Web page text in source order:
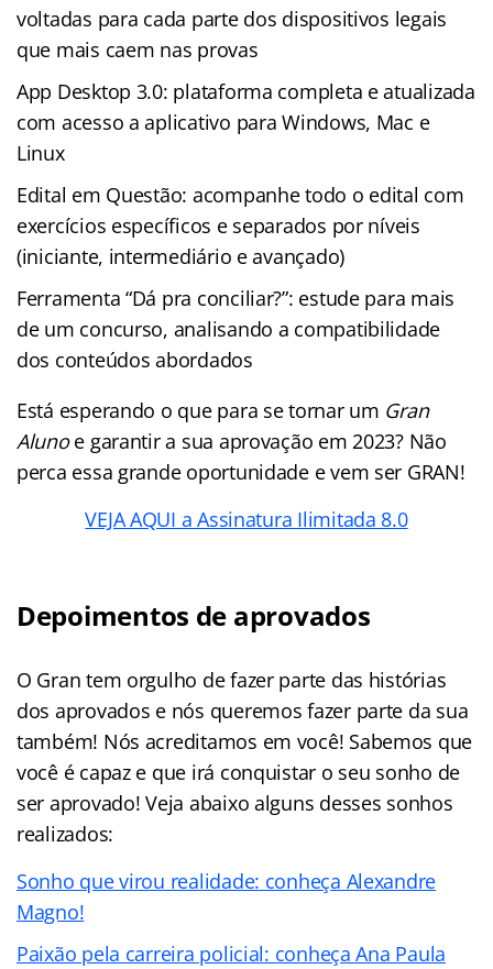
voltadas para cada parte dos dispositivos legais
que mais caem nas provas
App Desktop 3.0: plataforma completa e atualizada
com acesso a aplicativo para Windows, Mac e
Linux
Edital em Questão: acompanhe todo o edital com
exercícios específicos e separados por níveis
(iniciante, intermediário e avançado)
Ferramenta “Dá pra conciliar?”: estude para mais
de um concurso, analisando a compatibilidade
dos conteúdos abordados
Está esperando o que para se tornar um Gran
Alunoe garantir a sua aprovação em 2023? Não
perca essa grande oportunidade e vem ser GRAN!
VEJA AQUI a Assinatura Ilimitada 8.0
Depoimentos de aprovados
O Gran tem orgulho de fazer parte das histórias
dos aprovados e nós queremos fazer parte da sua
também! Nós acreditamos em você! Sabemos que
você é capaz e que irá conquistar o seu sonho de
ser aprovado! Veja abaixo alguns desses sonhos
realizados:
Sonho que virou realidade: conheça Alexandre
Magno!
Paixão pela carreira policial: conheça Ana Paula